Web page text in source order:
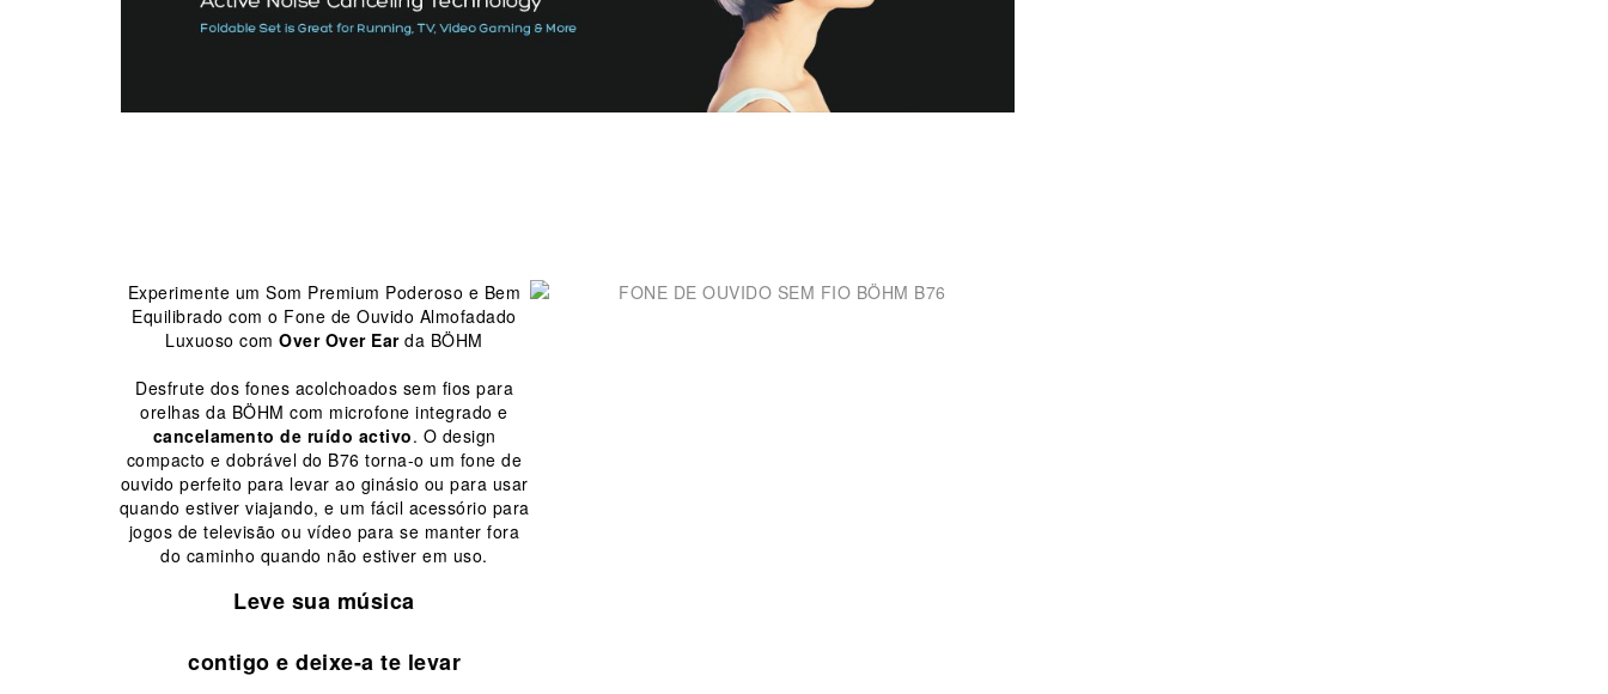
Experimente um Som Premium Poderoso e Bem
Equilibrado com o Fone de Ouvido Almofadado
Luxuoso comOver Over Earda BÖHM
Desfrute dos fones acolchoados sem fios para
orelhas da BÖHM com microfone integrado e
cancelamento de ruído activo. O design
compacto e dobrável do B76 torna-o um fone de
ouvido perfeito para levar ao ginásio ou para usar
quando estiver viajando, e um fácil acessório para
jogos de televisão ou vídeo para se manter fora
do caminho quando não estiver em uso.
Leve sua música
contigo e deixe-a te levar